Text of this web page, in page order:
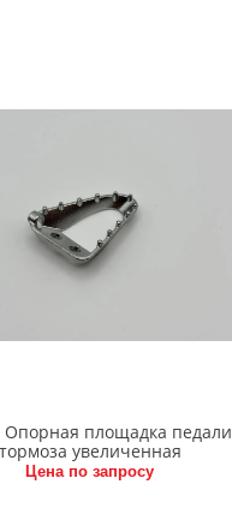
Опорная площадка педали
тормоза увеличенная
Цена по запросу